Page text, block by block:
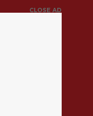
CLOSE AD